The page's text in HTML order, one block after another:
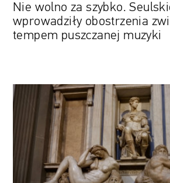
Nie wolno za szybko.
wprowadziły obostrzenia
tempem puszczanej muzyki
Bakterie
pomogły
konserwacji